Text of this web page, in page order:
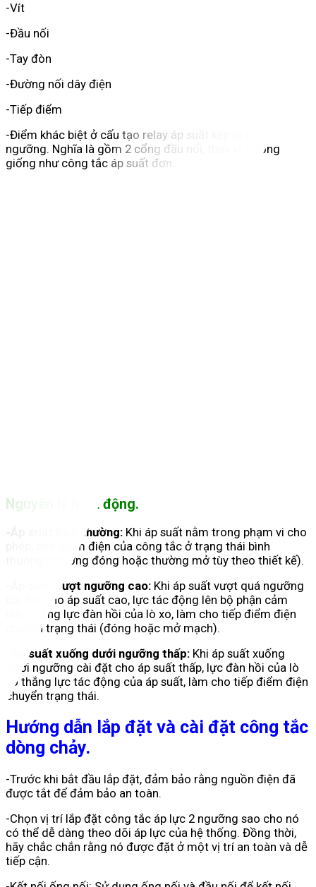
-Vít
-Đầu nối
-Tay đòn
-Đường nối dây điện
-Tiếp điểm
-Điểm khác biệt ở cấu tạo relay áp suất kép là có 2
ngưỡng. Nghĩa là gồm 2 cổng đầu nối, thay vì 1 cổng
giống như công tắc áp suất đơn.
Nguyên lý hoạt động.
-Áp suất bình thường: Khi áp suất nằm trong phạm vi cho
phép, tiếp điểm điện của công tắc ở trạng thái bình
thường (thường đóng hoặc thường mở tùy theo thiết kế).
-Áp suất vượt ngưỡng cao: Khi áp suất vượt quá ngưỡng
cài đặt cho áp suất cao, lực tác động lên bộ phận cảm
biến thắng lực đàn hồi của lò xo, làm cho tiếp điểm điện
chuyển trạng thái (đóng hoặc mở mạch).
-Áp suất xuống dưới ngưỡng thấp: Khi áp suất xuống
dưới ngưỡng cài đặt cho áp suất thấp, lực đàn hồi của lò
xo thắng lực tác động của áp suất, làm cho tiếp điểm điện
chuyển trạng thái.
Hướng dẫn lắp đặt và cài đặt công tắc
dòng chảy.
-Trước khi bắt đầu lắp đặt, đảm bảo rằng nguồn điện đã
được tắt để đảm bảo an toàn.
-Chọn vị trí lắp đặt công tắc áp lực 2 ngưỡng sao cho nó
có thể dễ dàng theo dõi áp lực của hệ thống. Đồng thời,
hãy chắc chắn rằng nó được đặt ở một vị trí an toàn và dễ
tiếp cận.